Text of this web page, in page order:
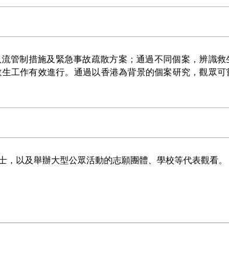
管制措施及緊急事故疏散方案；通過不同個案，辨識救
工作有效進行。通過以香港為背景的個案研究，觀眾可
以及舉辦大型公眾活動的志願團體、學校等代表觀看。